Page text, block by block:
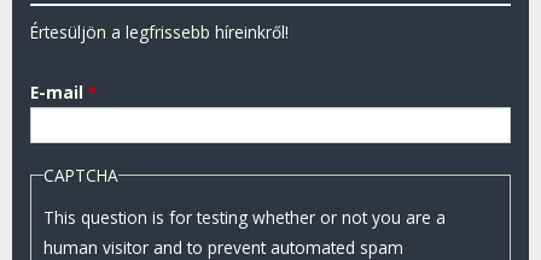
Értesüljön a legfrissebb híreinkről!
E-mail *
CAPTCHA
This question is for testing whether or not you are a
human visitor and to prevent automated spam